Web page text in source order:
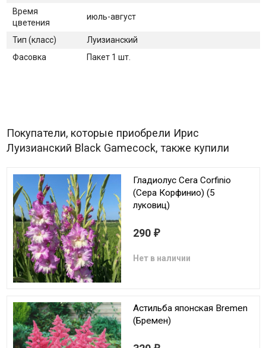
Время
цветения
июль-август
Тип (класс)
Луизианский
Фасовка
Пакет 1 шт.
Покупатели, которые приобрели Ирис
Луизианский Black Gamecock, также купили
Гладиолус Cera Corfinio
(Сера Корфинио) (5
луковиц)
290 ₽
Нет в наличии
Астильба японская Bremen
(Бремен)